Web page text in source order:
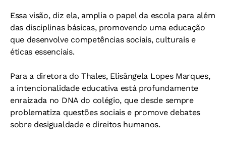
Essa visão, diz ela, amplia o papel da escola para além
das disciplinas básicas, promovendo uma educação
que desenvolve competências sociais, culturais e
éticas essenciais.
Para a diretora do Thales, Elisângela Lopes Marques,
a intencionalidade educativa está profundamente
enraizada no DNA do colégio, que desde sempre
problematiza questões sociais e promove debates
sobre desigualdade e direitos humanos.